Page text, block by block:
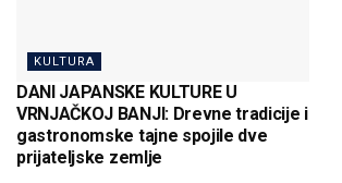
KULTURA
DANI JAPANSKE KULTURE U
VRNJAČKOJ BANJI: Drevne tradicije i
gastronomske tajne spojile dve
prijateljske zemlje